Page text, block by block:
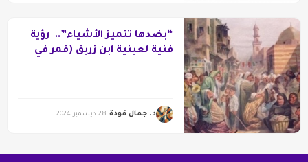
“بضدها تتميز الأشياء”.. رؤية
فنية لعينية ابن زريق (قمر في
د. جمال فودة 28 ديسمبر 2024